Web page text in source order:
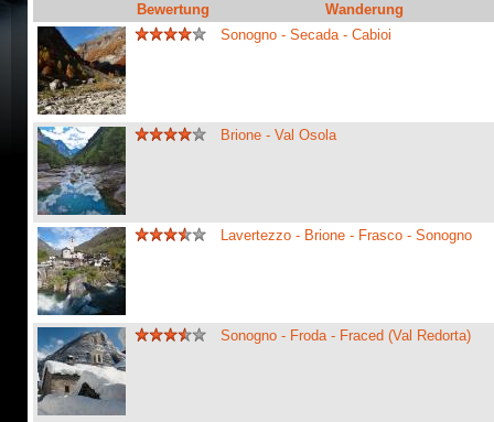
Bewertung
Wanderung
Sonogno - Secada - Cabioi
Brione - Val Osola
Lavertezzo - Brione - Frasco - Sonogno
Sonogno - Froda - Fraced (Val Redorta)